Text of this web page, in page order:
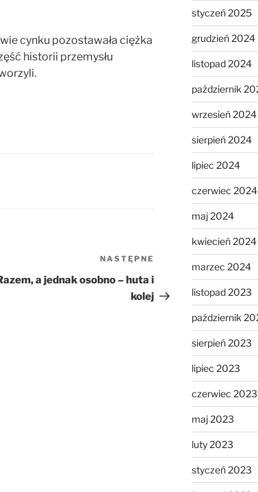
cynku pozostawała ciężka
historii przemysłu
wpis
NASTĘPNE
a jednak osobno – huta i
kolej
styczeń 2025
grudzień 2024
listopad 2024
październik
wrzesień 2024
sierpień 2024
lipiec 2024
czerwiec 2024
maj 2024
kwiecień 2024
marzec 2024
listopad 2023
październik
sierpień 2023
lipiec 2023
czerwiec 2023
maj 2023
luty 2023
styczeń 2023